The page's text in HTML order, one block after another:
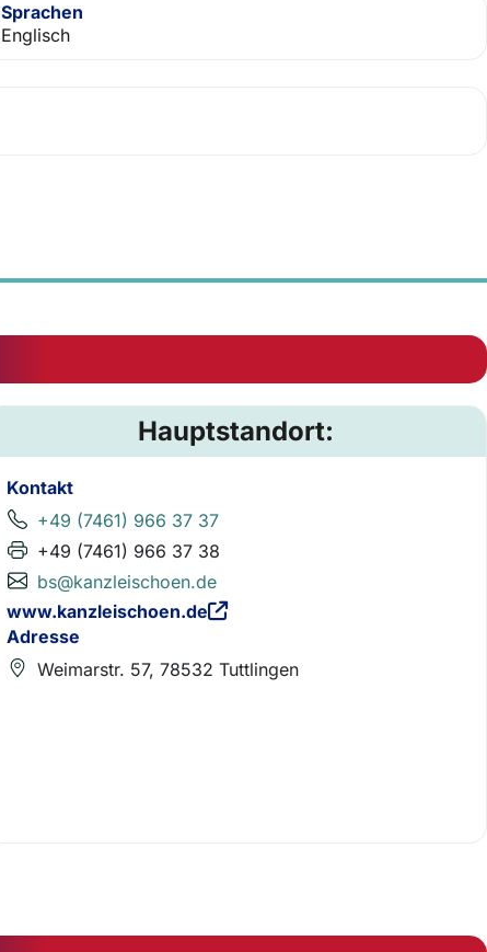
Sprachen
Englisch
Hauptstandort:
Kontakt
+49 (7461) 966 37 37
+49 (7461) 966 37 38
bs@kanzleischoen.de
www.kanzleischoen.de
Adresse
Weimarstr. 57, 78532 Tuttlingen